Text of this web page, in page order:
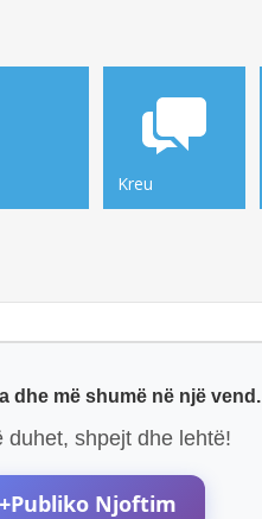
Kreu
dhe më shumë në një vend.
duhet, shpejt dhe lehtë!
+Publiko Njoftim